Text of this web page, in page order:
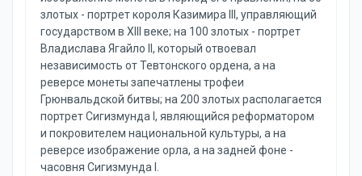
злотых - портрет короля Казимира III, управляющий
государством в XIII веке; на 100 злотых - портрет
Владислава Ягайло II, который отвоевал
независимость от Тевтонского ордена, а на
реверсе монеты запечатлены трофеи
Грюнвальдской битвы; на 200 злотых располагается
портрет Сигизмунда I, являющийся реформатором
и покровителем национальной культуры, а на
реверсе изображение орла, а на задней фоне -
часовня Сигизмунда I.